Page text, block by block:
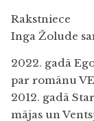
Rakstniece
Inga Žolude
2022. gadā
par romānu
2012. gadā
mājas un